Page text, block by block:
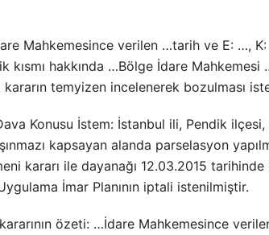
Mahkemesince verilen …tarih ve E: …, K:
kısmı hakkında …Bölge İdare
temyizen incelenerek bozulması
Konusu İstem: İstanbul ili, Pendik
kapsayan alanda parselasyon
kararı ile dayanağı 12.03.2015
İmar Planının iptali istenilmiştir.
özeti: …İdare Mahkemesince